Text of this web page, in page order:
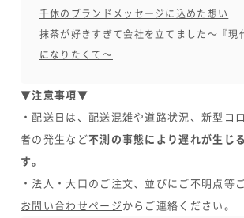
千休のブランドメッセージに込めた想い
抹茶が好きすぎて会社を立てました～『現
になりたくて～
▼注意事項▼
・配送日は、配送混雑や道路状況、新型コ
者の発生など不測の事態により遅れが生じ
す。
・法人・大口のご注文、並びにご不明点等
お問い合わせページからご連絡ください。